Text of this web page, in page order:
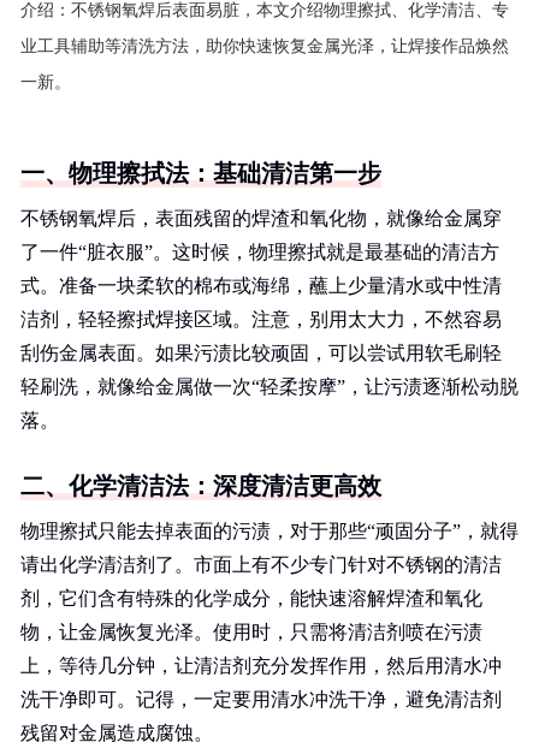
介绍： 不锈钢氧焊后表面易脏，本文介绍物理擦拭、化学清洁、专
业工具辅助等清洗方法，助你快速恢复金属光泽，让焊接作品焕然
一新。
一、物理擦拭法：基础清洁第一步
不锈钢氧焊后，表面残留的焊渣和氧化物，就像给金属穿
了一件“脏衣服”。这时候，物理擦拭就是最基础的清洁方
式。准备一块柔软的棉布或海绵，蘸上少量清水或中性清
洁剂，轻轻擦拭焊接区域。注意，别用太大力，不然容易
刮伤金属表面。如果污渍比较顽固，可以尝试用软毛刷轻
轻刷洗，就像给金属做一次“轻柔按摩”，让污渍逐渐松动脱
落。
二、化学清洁法：深度清洁更高效
物理擦拭只能去掉表面的污渍，对于那些“顽固分子”，就得
请出化学清洁剂了。市面上有不少专门针对不锈钢的清洁
剂，它们含有特殊的化学成分，能快速溶解焊渣和氧化
物，让金属恢复光泽。使用时，只需将清洁剂喷在污渍
上，等待几分钟，让清洁剂充分发挥作用，然后用清水冲
洗干净即可。记得，一定要用清水冲洗干净，避免清洁剂
残留对金属造成腐蚀。